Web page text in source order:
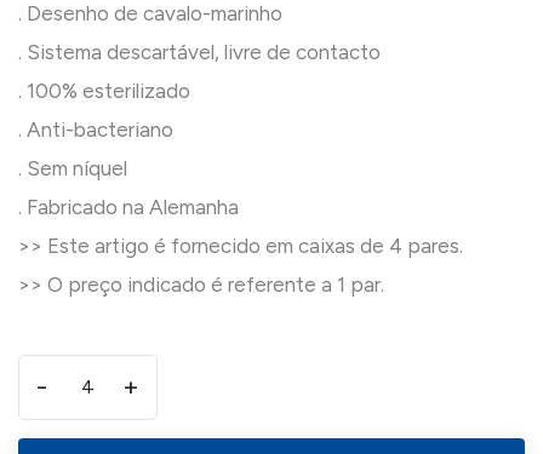
. Desenho de cavalo-marinho
. Sistema descartável, livre de contacto
. 100% esterilizado
. Anti-bacteriano
. Sem níquel
. Fabricado na Alemanha
>> Este artigo é fornecido em caixas de 4 pares.
- +